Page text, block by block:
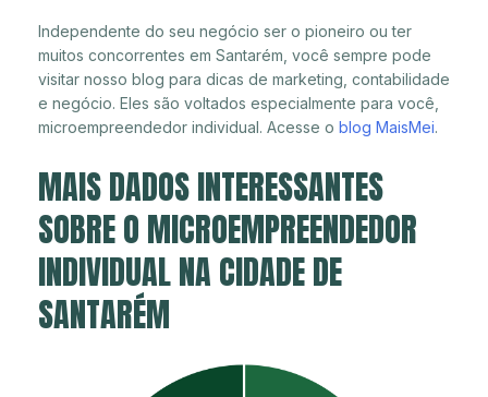
Independente do seu negócio ser o pioneiro ou ter
muitos concorrentes em Santarém, você sempre pode
visitar nosso blog para dicas de marketing, contabilidade
e negócio. Eles são voltados especialmente para você,
microempreendedor individual. Acesse o blog MaisMei.
MAIS DADOS INTERESSANTES
SOBRE O MICROEMPREENDEDOR
INDIVIDUAL NA CIDADE DE
SANTARÉM